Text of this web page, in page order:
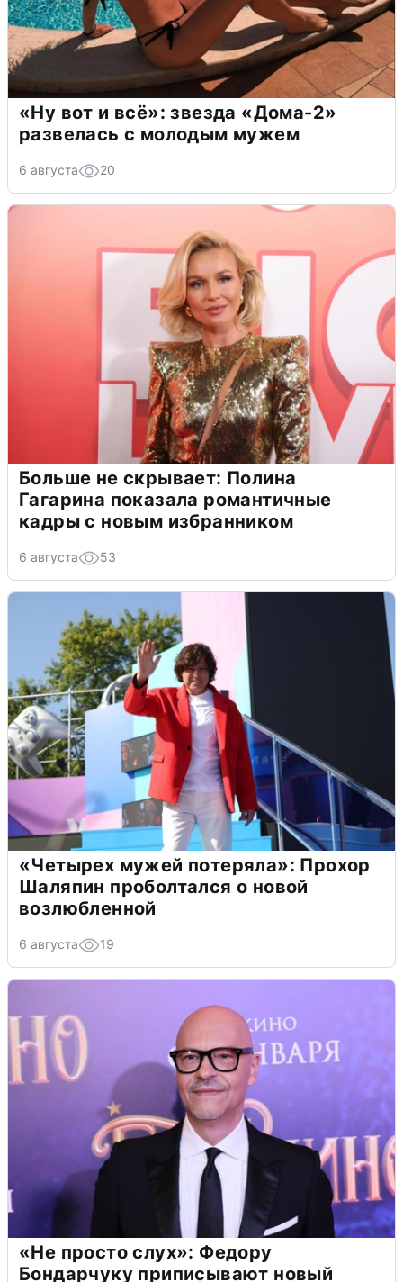
«Ну вот и всё»: звезда «Дома-2»
развелась с молодым мужем
6 августа 20
Больше не скрывает: Полина
Гагарина показала романтичные
кадры с новым избранником
6 августа 53
«Четырех мужей потеряла»: Прохор
Шаляпин проболтался о новой
возлюбленной
6 августа 19
«Не просто слух»: Федору
Бондарчуку приписывают новый